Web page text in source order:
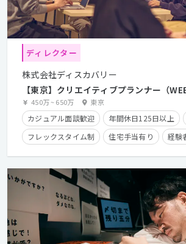
ディレクター
株式会社ディスカバリー
【東京】クリエイティブプランナー（
450万~650万 東京
カジュアル面談歓迎 年間休日125日以上
フレックスタイム制
住宅手当有り 経験